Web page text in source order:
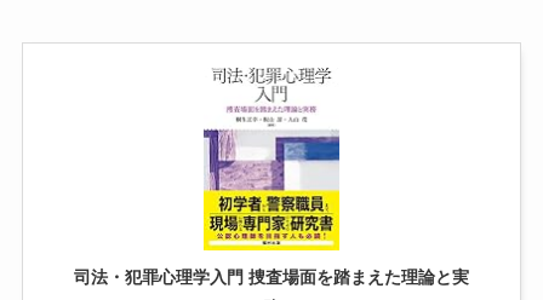
司法・犯罪心理学入門 捜査場面を踏まえた理論と実